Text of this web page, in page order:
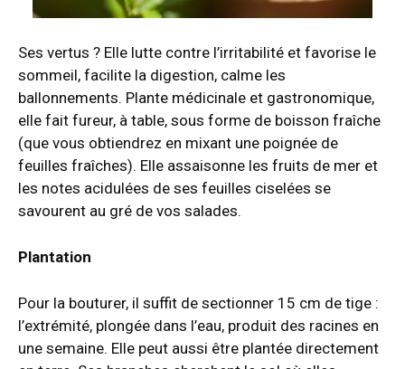
Ses vertus ? Elle lutte contre l’irritabilité et favorise le
sommeil, facilite la digestion, calme les
ballonnements. Plante médicinale et gastronomique,
elle fait fureur, à table, sous forme de boisson fraîche
(que vous obtiendrez en mixant une poignée de
feuilles fraîches). Elle assaisonne les fruits de mer et
les notes acidulées de ses feuilles ciselées se
savourent au gré de vos salades.
Plantation
Pour la bouturer, il suffit de sectionner 15 cm de tige :
l’extrémité, plongée dans l’eau, produit des racines en
une semaine. Elle peut aussi être plantée directement